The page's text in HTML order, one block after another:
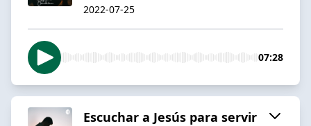
2022-07-25
07:28
Escuchar a Jesús para servir